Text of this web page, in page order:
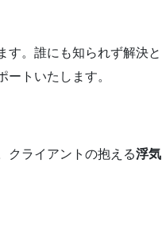
す。誰にも知られず解決と
トいたします。
クライアントの抱える浮気